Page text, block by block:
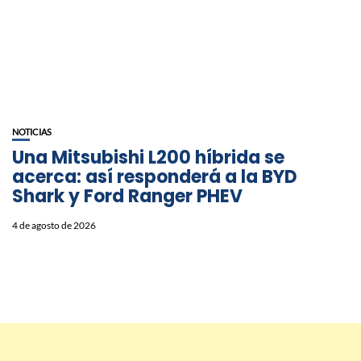
NOTICIAS
Una Mitsubishi L200 híbrida se
acerca: así responderá a la BYD
Shark y Ford Ranger PHEV
4 de agosto de 2026